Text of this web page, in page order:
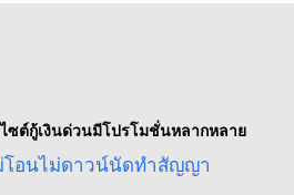
ไซต์กู้เงินด่วนมีโปรโมชั่นหลากหลาย
โอนไม่ดาวน์นัดทำสัญญา